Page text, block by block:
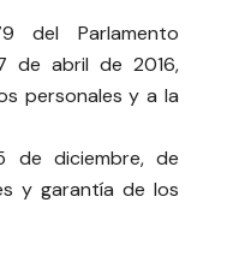
del Parlamento
de abril de 2016,
personales y a la
de diciembre, de
y garantía de los